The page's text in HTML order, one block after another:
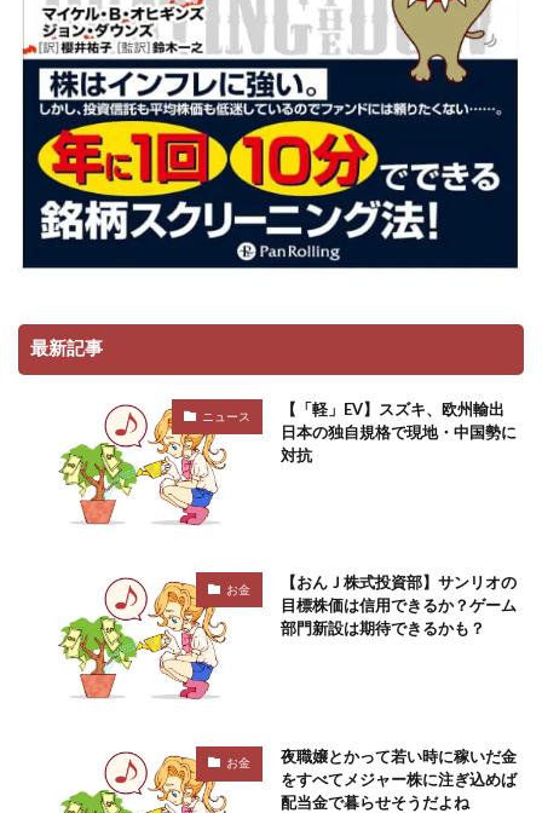
最新記事
ニュース
【「軽」EV】スズキ、欧州輸出
日本の独自規格で現地・中国勢に
対抗
お金
【おんＪ株式投資部】サンリオの
目標株価は信用できるか？ゲーム
部門新設は期待できるかも？
お金
夜職嬢とかって若い時に稼いだ金
をすべてメジャー株に注ぎ込めば
配当金で暮らせそうだよね